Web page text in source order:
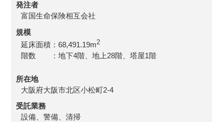
発注者
富国生命保険相互会社
規模
延床面積：68,491.19m2
階数 ：地下4階、地上28階、塔屋1階
所在地
大阪府大阪市北区小松町2-4
受託業務
設備、警備、清掃